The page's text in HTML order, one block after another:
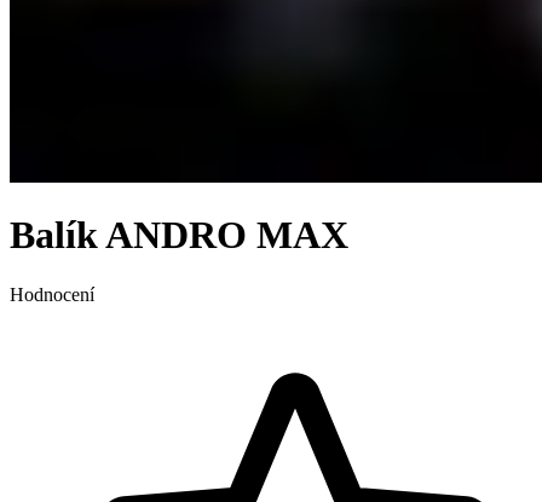
Balík ANDRO MAX
Hodnocení